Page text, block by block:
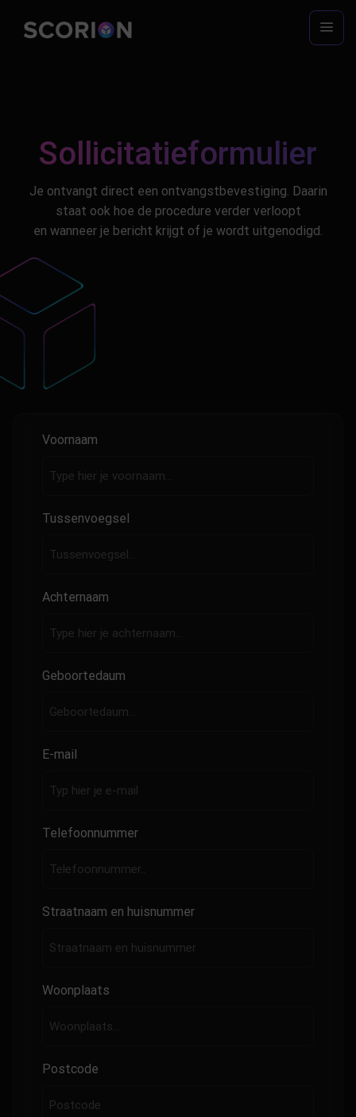
Sollicitatieformulier
Je ontvangt direct een ontvangstbevestiging. Daarin
staat ook hoe de procedure verder verloopt
en wanneer je bericht krijgt of je wordt uitgenodigd.
Voornaam
Tussenvoegsel
Achternaam
Geboortedaum
E-mail
Telefoonnummer
Straatnaam en huisnummer
Woonplaats
Postcode